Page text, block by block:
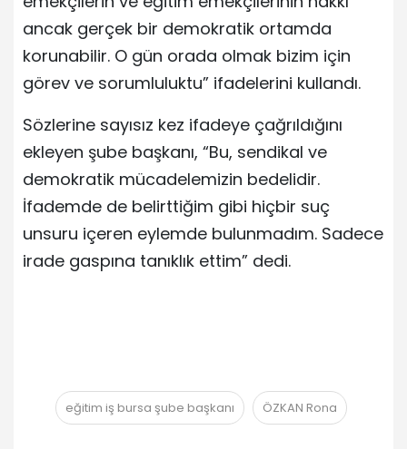
ancak gerçek bir demokratik ortamda
korunabilir. O gün orada olmak bizim için
görev ve sorumluluktu” ifadelerini kullandı.
Sözlerine sayısız kez ifadeye çağrıldığını
ekleyen şube başkanı, “Bu, sendikal ve
demokratik mücadelemizin bedelidir.
İfademde de belirttiğim gibi hiçbir suç
unsuru içeren eylemde bulunmadım. Sadece
irade gaspına tanıklık ettim” dedi.
eğitim iş bursa şube başkanı ÖZKAN Rona